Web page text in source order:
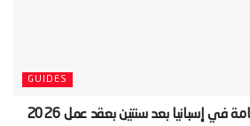
GUIDES
إسبانيا بعد سنتين بعقد عمل 2026‬